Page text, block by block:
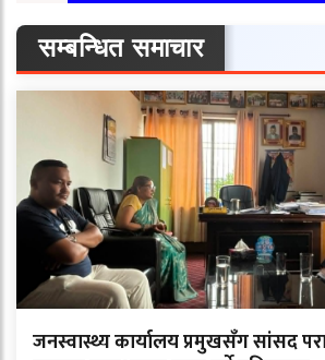
सम्बन्धित समाचार
जनस्वास्थ्य कार्यालय प्रमुखसँग सांसद